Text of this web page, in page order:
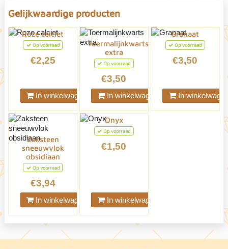
Gelijkwaardige producten
Roze calciet
Op voorraad
€2,25
In winkelwagen
Toermalijnkwarts
extra
Op voorraad
€3,50
In winkelwagen
Granaat
Op voorraad
€3,50
In
Zaksteen
sneeuwvlok
obsidiaan
Op voorraad
€3,94
In winkelwagen
Onyx
Op voorraad
€1,50
In winkelwagen